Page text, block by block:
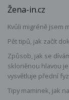
Žena-in.cz
Kvůli migréně jsem
Pět tipů, jak začít
Způsob, jak se
skloněnou hlavou
vysvětluje přední
Tipy maminek, jak